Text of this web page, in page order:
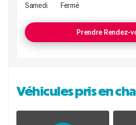
Samedi
Fermé
Prendre Rendez-
Véhicules pris en